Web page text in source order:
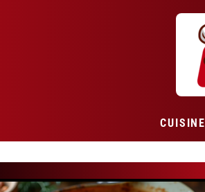
CUISINE